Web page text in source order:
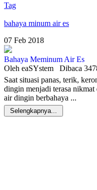
Tag
bahaya minum air es
07 Feb 2018
Bahaya Meminum Air Es
Oleh eaSYstem Dibaca
Saat situasi panas, terik,
dingin menjadi terasa
air dingin berbahaya ...
Selengkapnya...